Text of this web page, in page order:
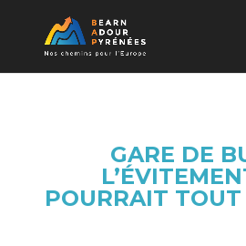
GARE DE
POURRAIT TOUT